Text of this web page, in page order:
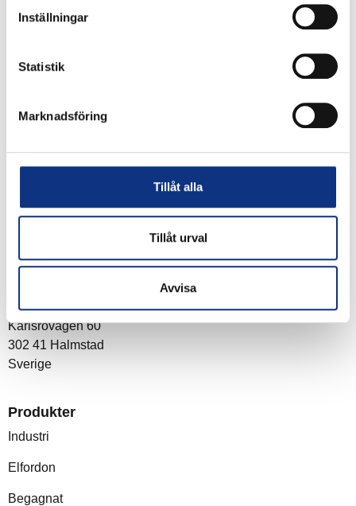
Inställningar
Statistik
Marknadsföring
Tillåt alla
Tillåt urval
Avvisa
Signa upp dig på vår nyhetsbrev.
Genom att klicka på “Signa upp” dig bekräftar du att
Om företaget
Stabe AB
Karlsrovägen 60
302 41 Halmstad
Sverige
Produkter
Industri
Elfordon
Begagnat